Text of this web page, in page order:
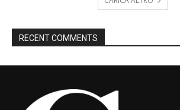
RECENT COMMENTS